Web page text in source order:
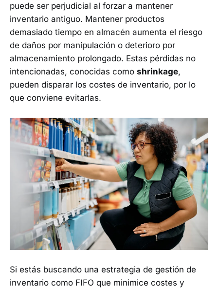
puede ser perjudicial al forzar a mantener
inventario antiguo. Mantener productos
demasiado tiempo en almacén aumenta el riesgo
de daños por manipulación o deterioro por
almacenamiento prolongado. Estas pérdidas no
intencionadas, conocidas como shrinkage,
pueden disparar los costes de inventario, por lo
que conviene evitarlas.
Si estás buscando una estrategia de gestión de
inventario como FIFO que minimice costes y